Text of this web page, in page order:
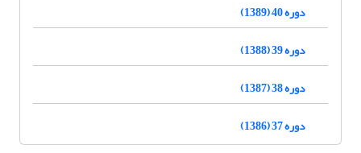
دوره 40 (1389)
دوره 39 (1388)
دوره 38 (1387)
دوره 37 (1386)